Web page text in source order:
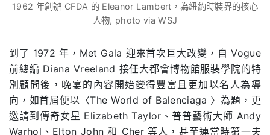
1962 年創辦 CFDA 的 Eleanor Lambert，為紐約時裝界的核心
人物, photo via WSJ
到了 1972 年，Met Gala 迎來首次巨大改變，自 Vogue
前總編 Diana Vreeland 接任大都會博物館服裝學院的特
別顧問後，晚宴的內容開始變得豐富且更加以名人為導
向，如首屆便以〈The World of Balenciaga 〉為題，更
邀請到傳奇女星 Elizabeth Taylor、普普藝術大師 Andy
Warhol、Elton John 和 Cher 等人，甚至連當時第一夫